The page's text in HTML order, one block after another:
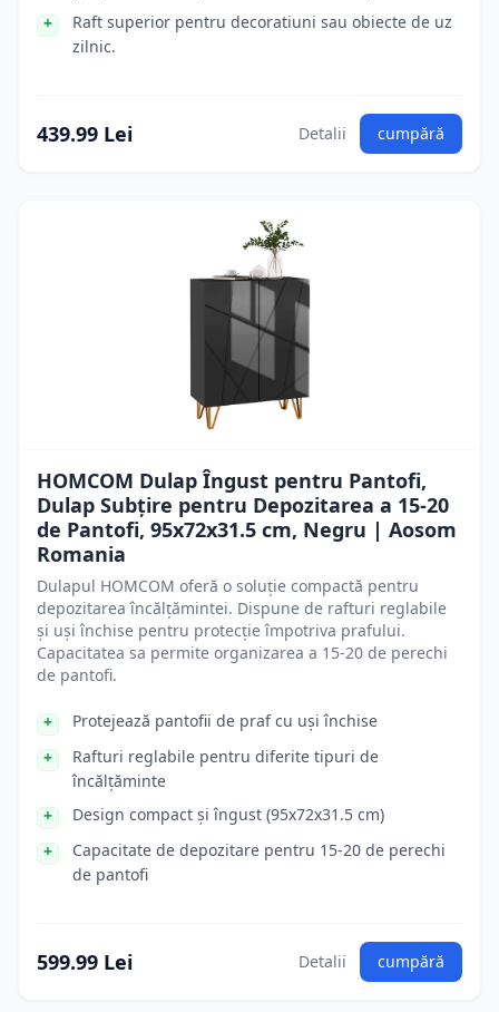
Raft superior pentru decoratiuni sau obiecte de uz
zilnic.
439.99 Lei Detalii cumpără
HOMCOM Dulap Îngust pentru Pantofi,
Dulap Subțire pentru Depozitarea a 15-20
de Pantofi, 95x72x31.5 cm, Negru | Aosom
Romania
Dulapul HOMCOM oferă o soluție compactă pentru
depozitarea încălțămintei. Dispune de rafturi reglabile
și uși închise pentru protecție împotriva prafului.
Capacitatea sa permite organizarea a 15-20 de perechi
de pantofi.
Protejează pantofii de praf cu uși închise
Rafturi reglabile pentru diferite tipuri de
încălțăminte
Design compact și îngust (95x72x31.5 cm)
Capacitate de depozitare pentru 15-20 de perechi
de pantofi
599.99 Lei Detalii cumpără